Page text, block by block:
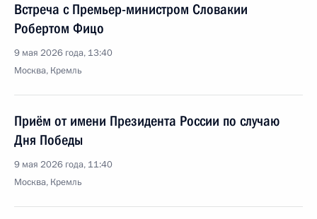
Встреча с Премьер-министром Словакии
Робертом Фицо
9 мая 2026 года, 13:40
Москва, Кремль
Приём от имени Президента России по случаю
Дня Победы
9 мая 2026 года, 11:40
Москва, Кремль